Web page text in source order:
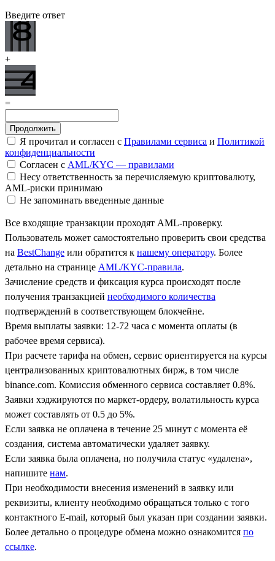
Введите ответ
+
=
Я прочитал и согласен с Правилами сервиса и Политикой
конфиденциальности
Согласен с AML/KYC — правилами
Несу ответственность за перечисляемую криптовалюту,
AML-риски принимаю
Не запоминать введенные данные
Все входящие транзакции проходят AML-проверку.
Пользователь может самостоятельно проверить свои средства
на BestChange или обратится к нашему оператору. Более
детально на странице AML/KYC-правила.
Зачисление средств и фиксация курса происходят после
получения транзакцией необходимого количества
подтверждений в соответствующем блокчейне.
Время выплаты заявки: 12-72 часа с момента оплаты (в
рабочее время сервиса).
При расчете тарифа на обмен, сервис ориентируется на курсы
централизованных криптовалютных бирж, в том числе
binance.com. Комиссия обменного сервиса составляет 0.8%.
Заявки хэджируются по маркет-ордеру, волатильность курса
может составлять от 0.5 до 5%.
Если заявка не оплачена в течение 25 минут с момента её
создания, система автоматически удаляет заявку.
Если заявка была оплачена, но получила статус «удалена»,
напишите нам.
При необходимости внесения изменений в заявку или
реквизиты, клиенту необходимо обращаться только с того
контактного Е-mail, который был указан при создании заявки.
Более детально о процедуре обмена можно ознакомится по
ссылке.